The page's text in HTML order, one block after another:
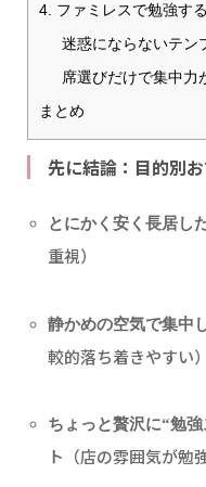
4. ファミレスで勉強す
迷惑にならないテン
席選びだけで集中力
まとめ
先に結論：目的別
とにかく安く長居し
重視）
静かめの空気で集中
較的落ち着きやすい）
ちょっと贅沢に“勉
ト（店の雰囲気が勉